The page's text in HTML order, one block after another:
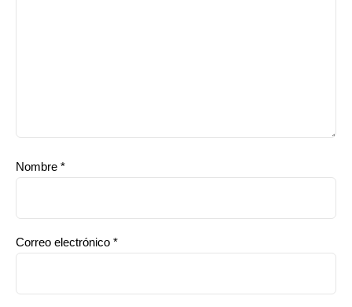
Nombre *
Correo electrónico *